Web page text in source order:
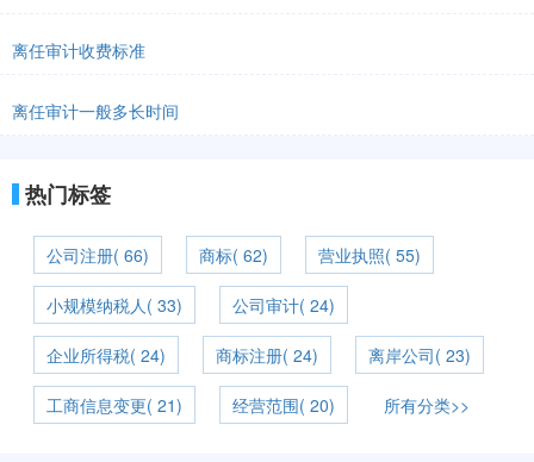
离任审计收费标准
离任审计一般多长时间
热门标签
公司注册( 66) 商标( 62) 营业执照( 55)
小规模纳税人( 33) 公司审计( 24)
企业所得税( 24) 商标注册( 24) 离岸公司( 23)
工商信息变更( 21) 经营范围( 20) 所有分类>>